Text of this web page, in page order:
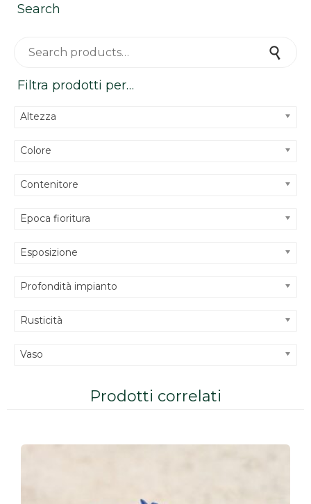
Search
Filtra prodotti per…
Altezza
Colore
Contenitore
Epoca fioritura
Esposizione
Profondità impianto
Rusticità
Vaso
Prodotti correlati